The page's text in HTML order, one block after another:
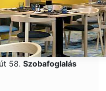
58. Szobafoglalás